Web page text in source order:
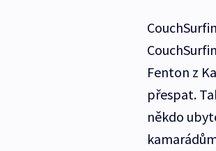
Fenton z
přespat.
někdo